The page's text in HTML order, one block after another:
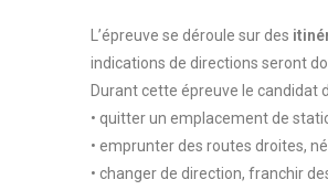
L’épreuve se déroule sur des
indications de directions seront
Durant cette épreuve le candidat
• quitter un emplacement de
• emprunter des routes droites,
• changer de direction, franchir